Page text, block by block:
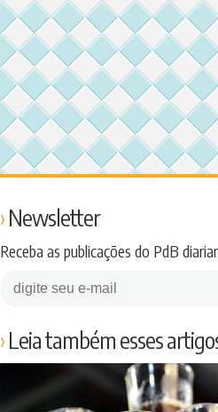
Newsletter
Receba as publicações do PdB
Leia também esses